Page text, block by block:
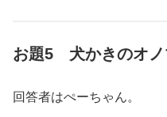
お題5 犬かきのオノ
回答者はぺーちゃん。